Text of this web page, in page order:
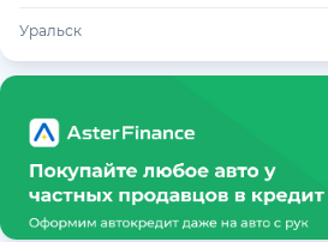
Уральск